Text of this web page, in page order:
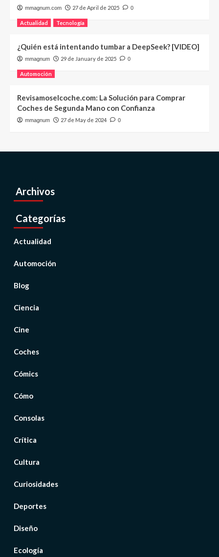
mmagnum.com 27 de April de 2025 0
Actualidad Tecnología
¿Quién está intentando tumbar a DeepSeek? [VIDEO]
mmagnum 29 de January de 2025 0
Automoción
Revisamoselcoche.com: La Solución para Comprar
Coches de Segunda Mano con Confianza
mmagnum 27 de May de 2024 0
Archivos
Categorías
Actualidad
Automoción
Blog
Ciencia
Cine
Coches
Cómics
Cómo
Consolas
Crítica
Cultura
Curiosidades
Deportes
Diseño
Ecología